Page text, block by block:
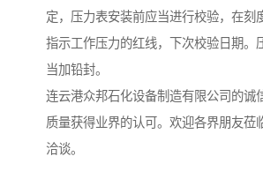
定，压力表安装前应当进行校验，在刻
指示工作压力的红线，下次校验日期。
当加铅封。
连云港众邦石化设备制造有限公司的诚
质量获得业界的认可。欢迎各界朋友莅
洽谈。